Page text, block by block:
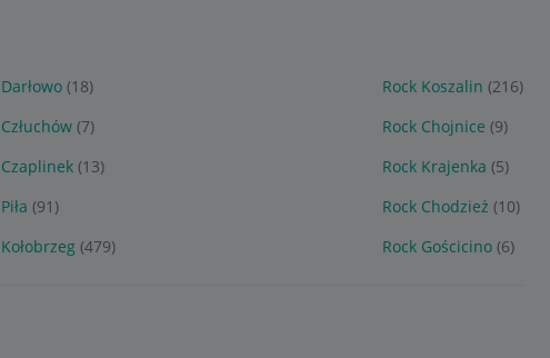
(18) Rock Koszalin (216)
(7) Rock Chojnice (9)
(13) Rock Krajenka (5)
(91) Rock Chodzież (10)
(479) Rock Gościcino (6)